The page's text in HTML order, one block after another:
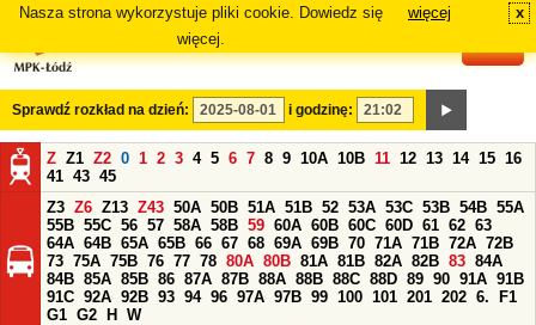
Nasza strona wykorzystuje pliki cookie. Dowiedz się
więcej.
więcej x
Sprawdź rozkład na dzień: i godzinę:
Z Z1 Z2 0 1 2 3 4 5 6 7 8 9 10A 10B 11 12 13 14 15 16
41 43 45
Z3 Z6 Z13 Z43 50A 50B 51A 51B 52 53A 53C 53B 54B 55A
55B 55C 56 57 58A 58B 59 60A 60B 60C 60D 61 62 63
64A 64B 65A 65B 66 67 68 69A 69B 70 71A 71B 72A 72B
73 75A 75B 76 77 78 80A 80B 81A 81B 82A 82B 83 84A
84B 85A 85B 86 87A 87B 88A 88B 88C 88D 89 90 91A 91B
91C 92A 92B 93 94 96 97A 97B 99 100 101 201 202 6.
F1
G1 G2 H
W